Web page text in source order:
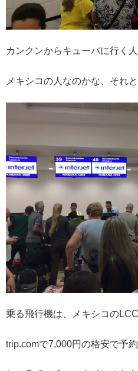
カンクンからキューバに行く
メキシコの人なのかな、それ
乗る飛行機は、メキシコの
trip.comで7,000円の格安で予約